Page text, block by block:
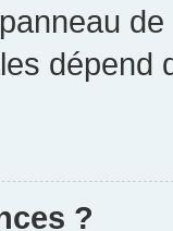
dépend
?